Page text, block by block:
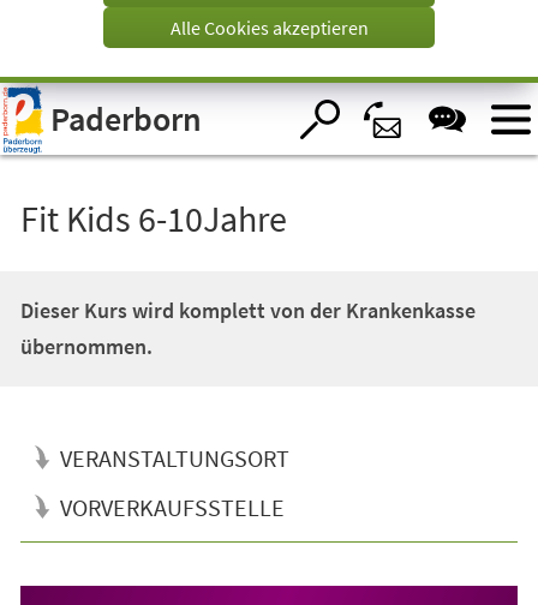
Visuelle
Assistenzsoftware
öffnen.
Alle Cookies akzeptieren
Paderborn
Fit Kids 6-10Jahre
Dieser Kurs wird komplett von der Krankenkasse
übernommen.
VERANSTALTUNGSORT
VORVERKAUFSSTELLE